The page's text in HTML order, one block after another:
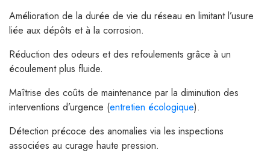
Amélioration de la durée de vie du réseau en limitant l’usure
liée aux dépôts et à la corrosion.
Réduction des odeurs et des refoulements grâce à un
écoulement plus fluide.
Maîtrise des coûts de maintenance par la diminution des
interventions d’urgence (entretien écologique).
Détection précoce des anomalies via les inspections
associées au curage haute pression.